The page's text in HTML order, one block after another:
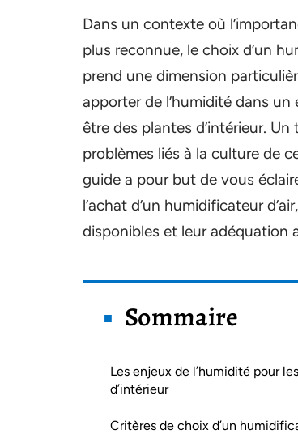
Dans un contexte où
plus reconnue, le choix d’un
prend une dimension
apporter de l’humidité dans
être des plantes d’intérieur.
problèmes liés à la culture de
guide a pour but de vous
l’achat d’un humidificateur
disponibles et leur adéquation
Sommaire
Les enjeux de l’humidité pour
d’intérieur
Critères de choix d’un